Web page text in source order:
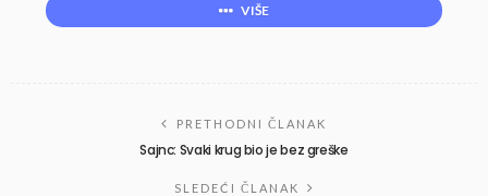
VIŠE
PRETHODNI ČLANAK
Sajnc: Svaki krug bio je bez greške
SLEDEĆI ČLANAK